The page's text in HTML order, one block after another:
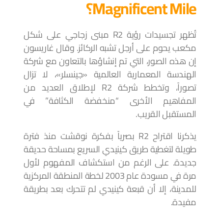
Magnificent Mile؟
تُظهر تجسيدات رؤية R2 مبنى زجاجي على شكل
مكعب يحوم على أرجل تشبه الركائز. وقال غاريسون
إن هذه الصور، التي تم إنشاؤها بالتعاون مع شركة
الهندسة المعمارية العالمية «جينسلر»، لا تزال
تصوراً، وتخطط شركة R2 لإطلاق العديد من
المفاهيم الأخرى “منخفضة الكثافة” في
المستقبل القريب.
يذكرنا اقتراح R2 بصرياً بفكرة نوقشت منذ فترة
طويلة لتغطية طريق كينيدي السريع بمساحة حديقة
جديدة. على الرغم من استكشاف المفهوم لأول
مرة في مسودة عام 2003 لخطة المنطقة المركزية
للمدينة، إلا أن قبعة كينيدي لم تتحرك بعد بطريقة
مفيدة.